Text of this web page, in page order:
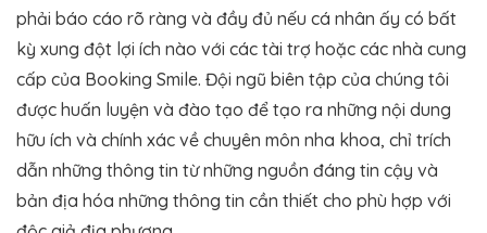
phải báo cáo rõ ràng và đầy đủ nếu cá nhân ấy có bất
kỳ xung đột lợi ích nào với các tài trợ hoặc các nhà cung
cấp của Booking Smile. Đội ngũ biên tập của chúng tôi
được huấn luyện và đào tạo để tạo ra những nội dung
hữu ích và chính xác về chuyên môn nha khoa, chỉ trích
dẫn những thông tin từ những nguồn đáng tin cậy và
bản địa hóa những thông tin cần thiết cho phù hợp với